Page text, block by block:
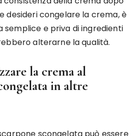
desideri congelare la crema, è
semplice e priva di ingredienti
alterarne la qualità.
la crema al
in altre